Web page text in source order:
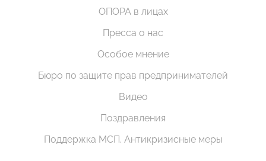
ОПОРА в лицах
Пресса о нас
Особое мнение
Бюро по защите прав предпринимателей
Видео
Поздравления
Поддержка МСП. Антикризисные меры